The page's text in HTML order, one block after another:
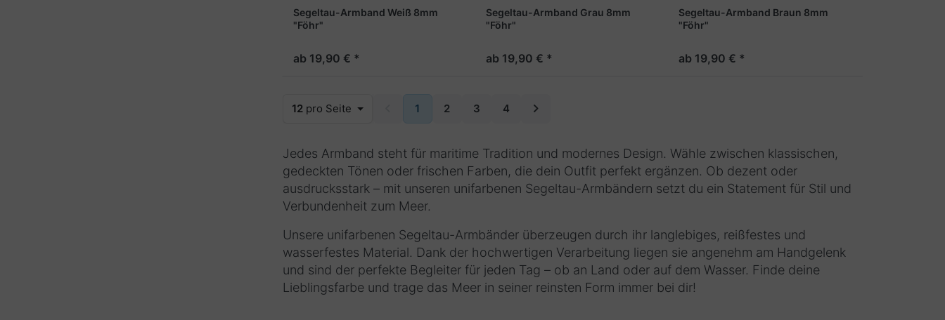
Segeltau-Armband Weiß 8mm
"Föhr"
ab 19,90 € *
Segeltau-Armband Grau 8mm
"Föhr"
ab 19,90 € *
Segeltau-Armband Braun 8mm
"Föhr"
ab 19,90 € *
12 pro Seite 1 2 3 4
Jedes Armband steht für maritime Tradition und modernes Design. Wähle zwischen klassischen,
gedeckten Tönen oder frischen Farben, die dein Outfit perfekt ergänzen. Ob dezent oder
ausdrucksstark – mit unseren unifarbenen Segeltau-Armbändern setzt du ein Statement für Stil und
Verbundenheit zum Meer.
Unsere unifarbenen Segeltau-Armbänder überzeugen durch ihr langlebiges, reißfestes und
wasserfestes Material. Dank der hochwertigen Verarbeitung liegen sie angenehm am Handgelenk
und sind der perfekte Begleiter für jeden Tag – ob an Land oder auf dem Wasser. Finde deine
Lieblingsfarbe und trage das Meer in seiner reinsten Form immer bei dir!